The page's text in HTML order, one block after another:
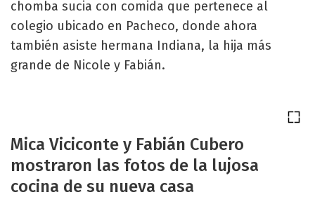
chomba sucia con comida que pertenece al
colegio ubicado en Pacheco, donde ahora
también asiste hermana Indiana, la hija más
grande de Nicole y Fabián.
Mica Viciconte y Fabián Cubero
mostraron las fotos de la lujosa
cocina de su nueva casa